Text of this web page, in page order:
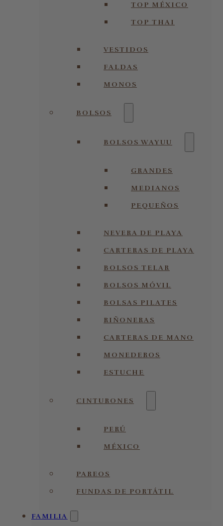
TOP MÉXICO
TOP THAI
VESTIDOS
FALDAS
MONOS
BOLSOS
BOLSOS WAYUU
GRANDES
MEDIANOS
PEQUEÑOS
NEVERA DE PLAYA
CARTERAS DE PLAYA
BOLSOS TELAR
BOLSOS MÓVIL
BOLSAS PILATES
RIÑONERAS
CARTERAS DE MANO
MONEDEROS
ESTUCHE
CINTURONES
PERÚ
MÉXICO
PAREOS
FUNDAS DE PORTÁTIL
FAMILIA